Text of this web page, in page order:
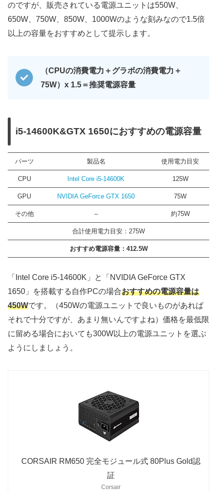
のですが、販売されている電源ユニットは550W、
650W、750W、850W、1000Wのような刻みなので1.5倍
以上の容量をおすすめとして提示します。
（CPUの消費電力＋グラボの消費電力＋
75W）x 1.5＝推奨電源容量
i5-14600K&GTX 1650におすすめの電源容量
パーツ 製品名 使用電力目安
CPU Intel Core i5-14600K 125W
GPU NVIDIA GeForce GTX 1650 75W
その他 – 約75W
合計使用電力目安：275W
おすすめ電源容量： 412.5W
「Intel Core i5-14600K」と「NVIDIA GeForce GTX
1650」を搭載する自作PCの場合おすすめの電源容量は
450Wです。（450Wの電源ユニットで良いものがあれば
それで十分ですが、あまり無いんですよね）価格を最低限
に留める場合においても300W以上の電源ユニットを選ぶ
ようにしましょう。
CORSAIR RM650 完全モジュール式 80Plus Gold認
証
Corsair